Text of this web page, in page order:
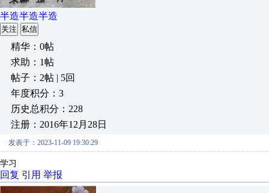
半造半造半造
关注 私信
精华：0帖
求助：1帖
帖子：2帖 | 5回
年度积分：3
历史总积分：228
注册：2016年12月28日
发表于：2023-11-09 19:30:29
学习
回复 引用 举报